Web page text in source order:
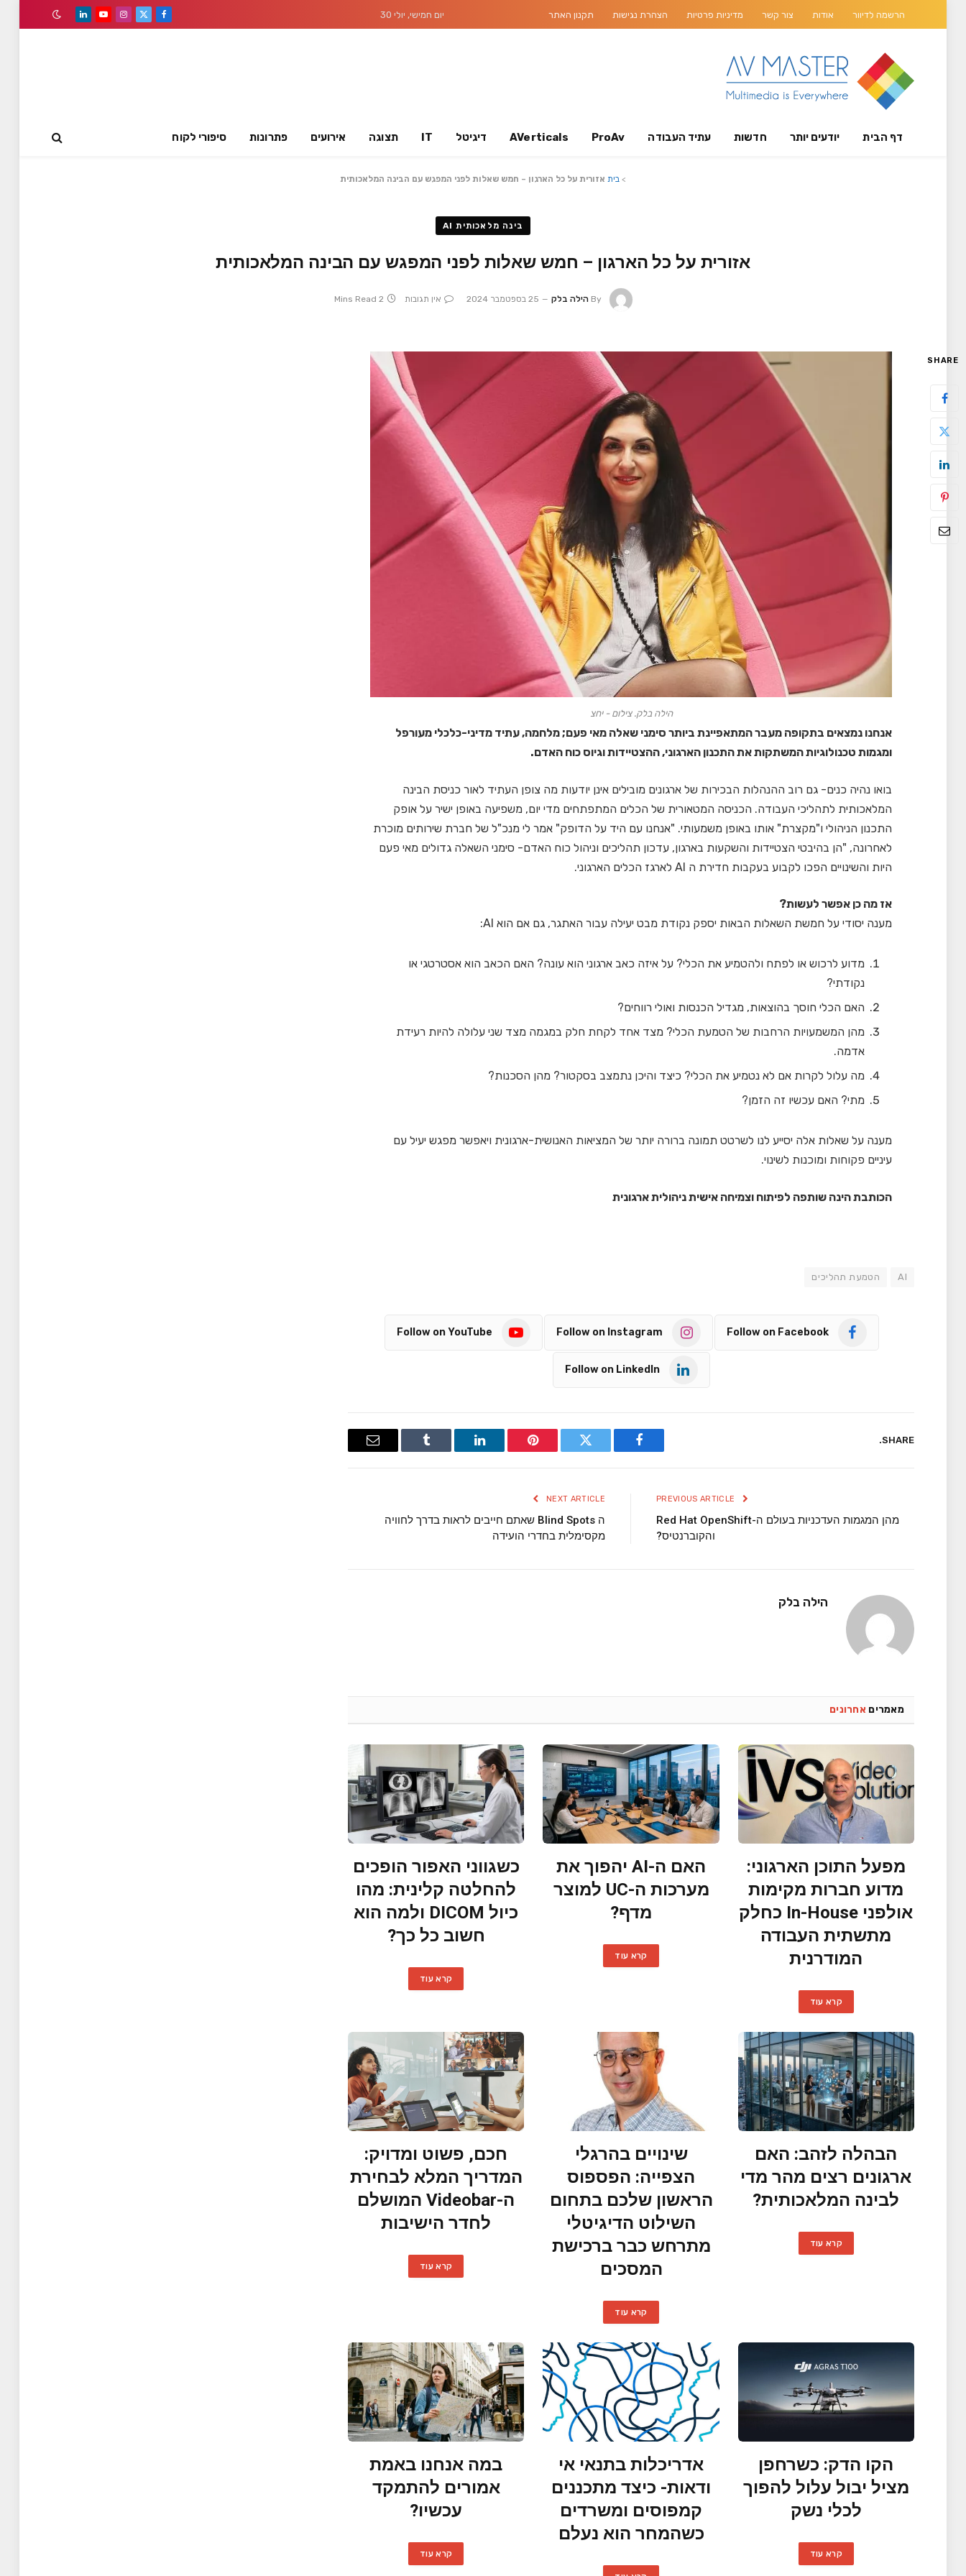
הרשמה לדיוור אודות צור קשר מדיניות פרטיות הצהרת נגישות תקנון האתר יום חמישי, יולי 30
Facebook
X
Instagram
YouTube
LinkedIn
דף הבית יודעים יותר חדשות עתיד העבודה ProAv
AVerticals דיגיטל IT תצוגה אירועים פתרונות סיפורי לקוח
> בית אזורית על כל הארגון – חמש שאלות לפני המפגש עם הבינה המלאכותית
בינה מלאכותית AI
אזורית על כל הארגון – חמש שאלות לפני המפגש עם הבינה המלאכותית
By הילה בלק 25 בספטמבר 2024 אין תגובות 2 Mins Read
SHARE
הילה בלק. צילום - יחצ
אנחנו נמצאים בתקופה מעבר המתאפיינת ביותר סימני שאלה מאי פעם; מלחמה, עתיד מדיני-כלכלי מעורפל
ומגמות טכנולוגיות המשתקות את התכנון הארגוני, ההצטיידות וגיוס כוח האדם.
בואו נהיה כנים- גם רוב ההנהלות הבכירות של ארגונים מובילים אינן יודעות מה צופן העתיד לאור כניסת הבינה
המלאכותית לתהליכי העבודה. הכניסה המטאורית של הכלים המתפתחים מדי יום, משפיעה באופן ישיר על אופק
התכנון הניהולי ו"מקצרת" אותו באופן משמעותי. "אנחנו עם היד על הדופק" אמר לי מנכ"ל של חברת שירותים מוכרת
לאחרונה, "הן בהיבטי הצטיידות והשקעות בארגון, עדכון תהליכים וניהול כוח האדם- סימני השאלה גדולים מאי פעם
היות והשינויים הפכו לקבוע בעקבות חדירת ה AI לארגז הכלים הארגוני.
אז מה כן אפשר לעשות?
מענה יסודי על חמשת השאלות הבאות יספק נקודת מבט יעילה עבור האתגר, גם אם הוא AI:
מדוע לרכוש או לפתח ולהטמיע את הכלי? על איזה כאב ארגוני הוא עונה? האם הכאב הוא אסטרטגי או
נקודתי?
האם הכלי חוסך בהוצאות, מגדיל הכנסות ואולי רווחים?
מהן המשמעויות הרחבות של הטמעת הכלי? מצד אחד לקחת חלק במגמה מצד שני עלולה להיות רעידת
אדמה.
מה עלול לקרות אם לא נטמיע את הכלי? כיצד והיכן נתמצב בסקטור? מהן הסכנות?
מתי? האם עכשיו זה הזמן?
מענה על שאלות אלה יסייע לנו לשרטט תמונה ברורה יותר של המציאות האנושית-ארגונית ויאפשר מפגש יעיל עם
עיניים פקוחות ומוכנות לשינוי.
הכותבת הינה שותפה לפיתוח וצמיחה אישית ניהולית ארגונית
AI הטמעת תהליכים
Follow on Facebook
Follow on Instagram
Follow on YouTube
Follow on LinkedIn
SHARE.
Facebook
Twitter
Pinterest
LinkedIn
Tumblr
Email
מהן המגמות העדכניות בעולם ה-Red Hat OpenShift
והקוברנטיס?
NEXT ARTICLE
ה Blind Spots שאתם חייבים לראות בדרך לחוויה
מקסימלית בחדרי הועידה
הילה בלק
מאמרים אחרונים
מפעל התוכן הארגוני:
מדוע חברות מקימות
אולפני In-House כחלק
מתשתית העבודה
המודרנית
קרא עוד
האם ה-AI יהפוך את
מערכות ה-UC למוצר
מדף?
קרא עוד
כשגווני האפור הופכים
להחלטה קלינית: מהו
כיול DICOM ולמה הוא
חשוב כל כך?
קרא עוד
הבהלה לזהב: האם
ארגונים רצים מהר מדי
לבינה המלאכותית?
קרא עוד
שינויים בהרגלי
הצפייה: הפספוס
הראשון שלכם בתחום
השילוט הדיגיטלי
מתרחש כבר ברכישת
המסכים
קרא עוד
חכם, פשוט ומדויק:
המדריך המלא לבחירת
ה-Videobar המושלם
לחדר הישיבות
קרא עוד
הקו הדק: כשרחפן
מציל יבול עלול להפוך
לכלי נשק
קרא עוד
אדריכלות בתנאי אי
ודאות- כיצד מתכננים
קמפוסים ומשרדים
כשהמחר הוא נעלם
במה אנחנו באמת
אמורים להתמקד
עכשיו?
קרא עוד